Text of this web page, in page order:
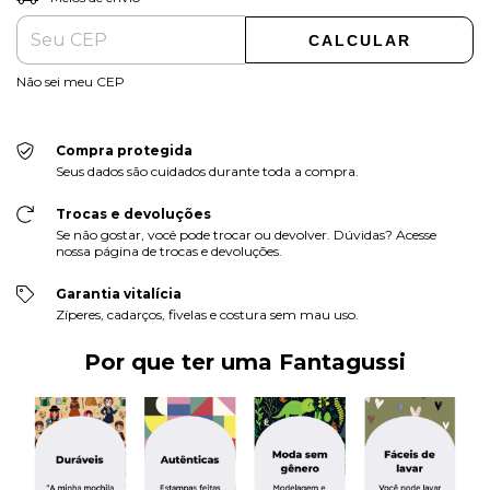
CALCULAR
Não sei meu CEP
Compra protegida
Seus dados são cuidados durante toda a compra.
Trocas e devoluções
Se não gostar, você pode trocar ou devolver. Dúvidas? Acesse
nossa página de trocas e devoluções.
Garantia vitalícia
Zíperes, cadarços, fivelas e costura sem mau uso.
Por que ter uma Fantagussi